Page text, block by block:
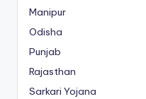
Manipur
Odisha
Punjab
Rajasthan
Sarkari Yojana